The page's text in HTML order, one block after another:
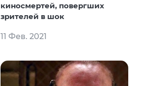
киносмертей, повергших
зрителей в шок
11 Фев. 2021